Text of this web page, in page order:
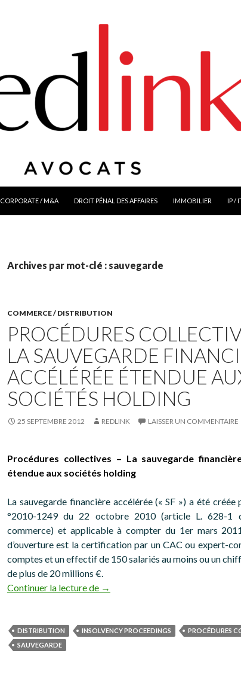
CORPORATE / M&A DROIT PÉNAL DES AFFAIRES IMMOBILIER IP /
Archives par mot-clé : sauvegarde
COMMERCE / DISTRIBUTION
PROCÉDURES
LA SAUVEGARDE
ACCÉLÉRÉE ÉTENDUE
SOCIÉTÉS HOLDING
25 SEPTEMBRE 2012 REDLINK LAISSER UN COMMENTAIRE
Procédures collectives – La sauvegarde
étendue aux sociétés holding
La sauvegarde financière accélérée (« SF ») a été créée
°2010-1249 du 22 octobre 2010 (article L. 628-1
commerce) et applicable à compter du 1er mars
d’ouverture est la certification par un CAC ou expert-
comptes et un effectif de 150 salariés au moins ou un
de plus de 20 millions €.
Continuer la lecture de Procédures collectives – La
→
DISTRIBUTION INSOLVENCY PROCEEDINGS
PROCÉDURES
SAUVEGARDE